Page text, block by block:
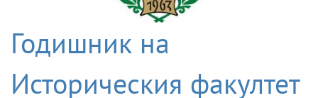
Годишник на
Историческия факултет